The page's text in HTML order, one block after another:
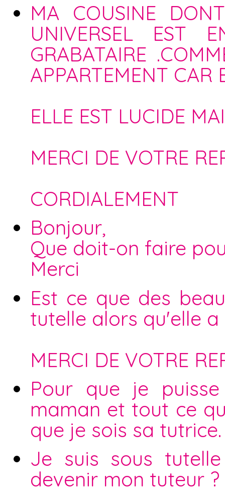
MA COUSINE
UNIVERSEL EST
GRABATAIRE
APPARTEMENT CAR
ELLE EST LUCIDE
MERCI DE VOTRE
CORDIALEMENT
Bonjour,
Que doit-on faire
Merci
Est ce que des
tutelle alors qu'elle
MERCI DE VOTRE
Pour que je
maman et tout ce
que je sois sa tutrice.
Je suis sous
devenir mon tuteur ?